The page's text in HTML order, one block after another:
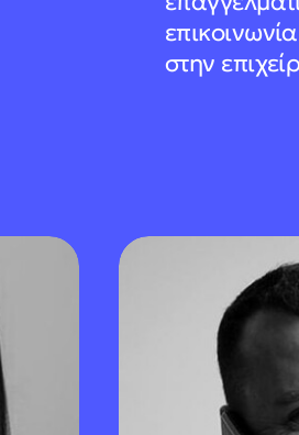
στην